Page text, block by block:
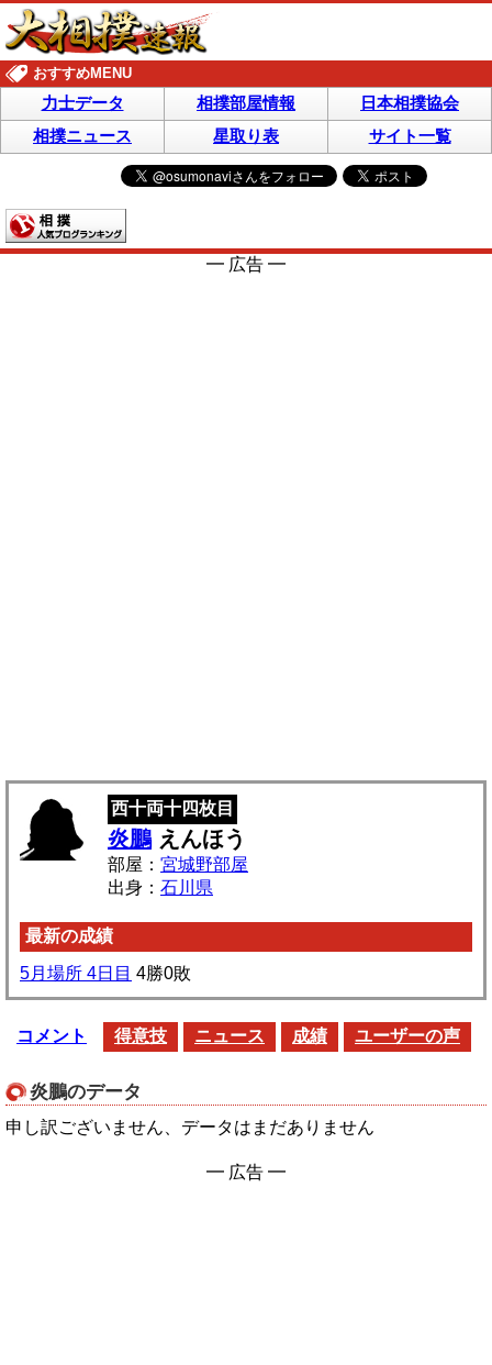
おすすめMENU
力士データ 相撲部屋情報
日本相撲協会
相撲ニュース
星取り表 サイト一覧
━ 広告 ━
西十両十四枚目
炎鵬えんほう
部屋： 宮城野部屋
出身： 石川県
最新の成績
5月場所 4日目 4勝0敗
コメント 得意技 ニュース 成績 ユーザーの声
炎鵬のデータ
申し訳ございません、データはまだありません
━ 広告 ━